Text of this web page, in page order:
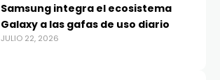
Samsung integra el ecosistema
Galaxy a las gafas de uso diario
JULIO 22, 2026